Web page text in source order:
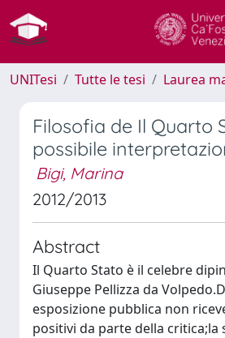
UNITesi Tutte le tesi Laurea
Filosofia de Il Quarto
possibile
Bigi, Marina
2012/2013
Abstract
Il Quarto Stato è il celebre
Giuseppe Pellizza da
esposizione pubblica non
positivi da parte della critica;la